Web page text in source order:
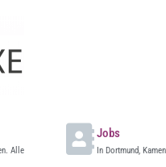
Alle
Jobs
In Dortmund,